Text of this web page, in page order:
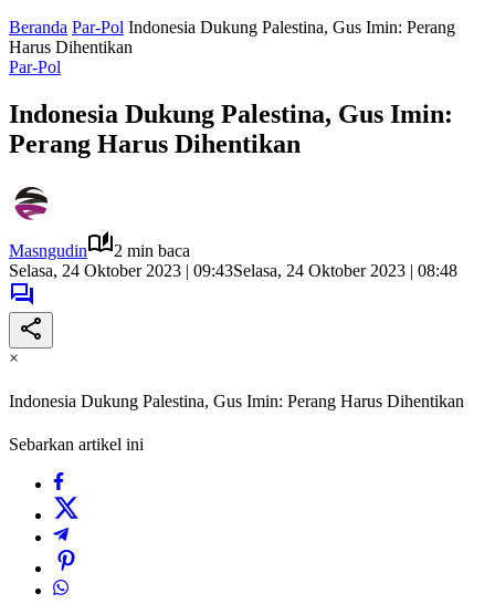
Beranda Par-Pol Indonesia Dukung Palestina, Gus Imin: Perang
Harus Dihentikan
Par-Pol
Indonesia Dukung Palestina, Gus Imin:
Perang Harus Dihentikan
Masngudin
2 min baca
Selasa, 24 Oktober 2023 | 09:43Selasa, 24 Oktober 2023 | 08:48
×
Indonesia Dukung Palestina, Gus Imin: Perang Harus Dihentikan
Sebarkan artikel ini